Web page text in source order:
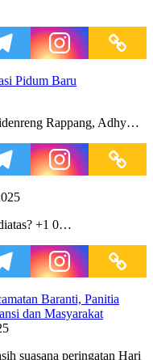
Pidum Baru
Rappang, Adhy…
+1 0…
Baranti, Panitia
dan Masyarakat
suasana peringatan Hari